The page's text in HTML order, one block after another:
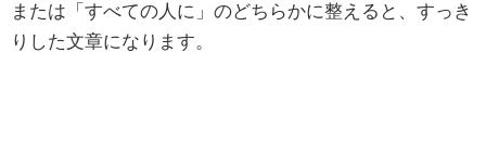
または「すべての人に」のどちらかに整えると、すっき
りした文章になります。